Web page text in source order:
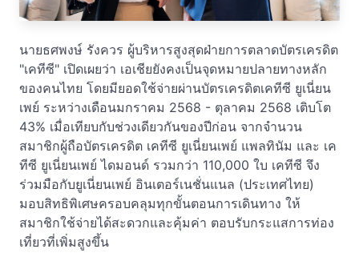
นายธศพงษ์ รังควร ผู้บริหารสูงสุดฝ่ายการตลาดบัตรเครดิต
"เคทีซี" เปิดเผยว่า เอเชียยังคงเป็นจุดหมายปลายทางหลัก
ของคนไทย โดยมียอดใช้จ่ายผ่านบัตรเครดิตเคทีซี ยูเนี่ยน
เพย์ ระหว่างเดือนมกราคม 2568 - ตุลาคม 2568 เติบโต
43% เมื่อเทียบกับช่วงเดียวกันของปีก่อน จากจำนวน
สมาชิกผู้ถือบัตรเครดิต เคทีซี ยูเนี่ยนเพย์ แพลทินัม และ เค
ทีซี ยูเนี่ยนเพย์ ไดมอนด์ รวมกว่า 110,000 ใบ เคทีซี จึง
ร่วมมือกับยูเนี่ยนเพย์ อินเตอร์เนชั่นแนล (ประเทศไทย)
มอบสิทธิพิเศษครอบคลุมทุกขั้นตอนการเดินทาง ให้
สมาชิกใช้จ่ายได้สะดวกและคุ้มค่า ตอบรับกระแสการท่อง
เที่ยวที่เพิ่มสูงขึ้น